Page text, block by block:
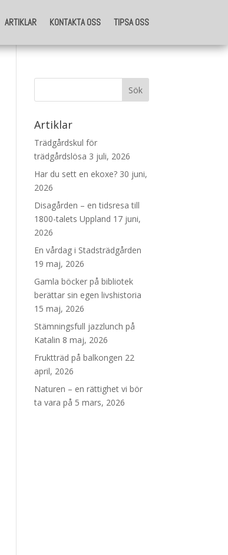
ARTIKLAR KONTAKTA OSS TIPSA OSS
ARTIKLAR KONTAKTA OSS TIPSA OSS
Artiklar
Trädgårdskul för
trädgårdslösa 3 juli, 2026
Har du sett en ekoxe? 30 juni,
2026
Disagården – en tidsresa till
1800-talets Uppland 17 juni,
2026
En vårdag i Stadsträdgården
19 maj, 2026
Gamla böcker på bibliotek
berättar sin egen livshistoria
15 maj, 2026
Stämningsfull jazzlunch på
Katalin 8 maj, 2026
Fruktträd på balkongen 22
april, 2026
Naturen – en rättighet vi bör
ta vara på 5 mars, 2026